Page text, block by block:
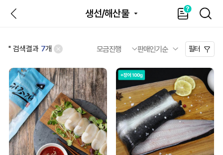
뒤
생선/해산물
가
이
'' 검색결과 7개 필터